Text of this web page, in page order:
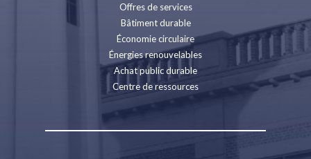
Offres de services
Bâtiment durable
Économie circulaire
Énergies renouvelables
Achat public durable
Centre de ressources